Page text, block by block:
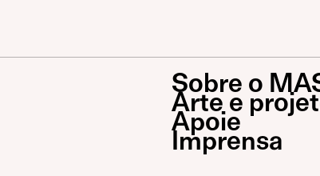
Sobre o
Arte e
Apoie
Imprensa